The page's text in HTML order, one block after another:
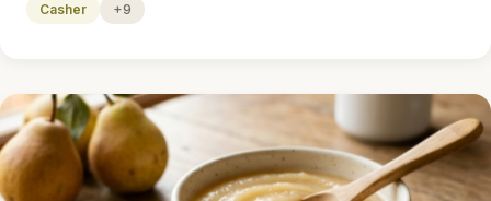
Casher +9